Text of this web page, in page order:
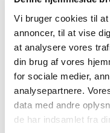
Vi bruger cookies til
annoncer, til at vise
at analysere vores
din brug af vores
for sociale medier,
analysepartnere.
data med andre
de har indsamlet fra
Møblerede